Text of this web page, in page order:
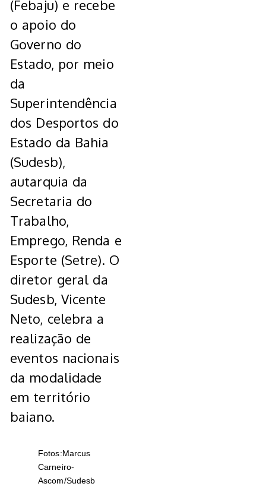
(Febaju) e recebe
o apoio do
Governo do
Estado, por meio
da
Superintendência
dos Desportos do
Estado da Bahia
(Sudesb),
autarquia da
Secretaria do
Trabalho,
Emprego, Renda e
Esporte (Setre). O
diretor geral da
Sudesb, Vicente
Neto, celebra a
realização de
eventos nacionais
da modalidade
em território
baiano.
Fotos:Marcus
Carneiro-
Ascom/Sudesb